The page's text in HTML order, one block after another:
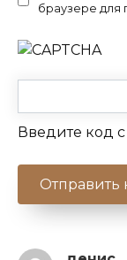
браузере для
Введите код